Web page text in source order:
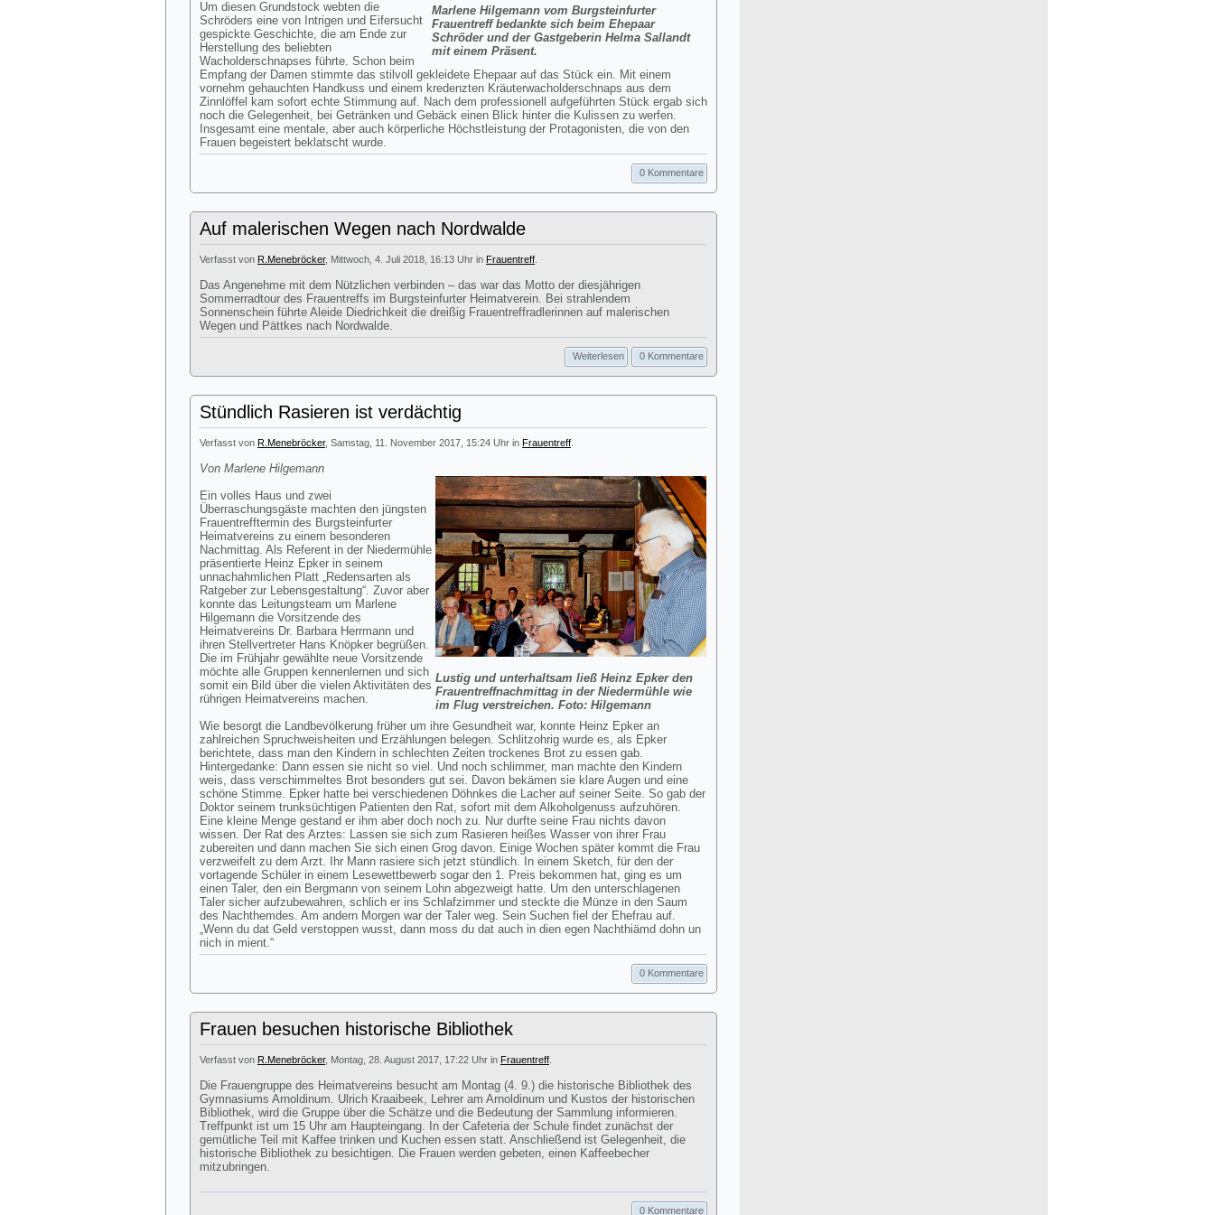
Marlene Hilgemann vom Burgsteinfurter
Frauentreff bedankte sich beim Ehepaar
Schröder und der Gastgeberin Helma Sallandt
mit einem Präsent.
Um diesen Grundstock webten die
Schröders eine von Intrigen und Eifersucht
gespickte Geschichte, die am Ende zur
Herstellung des beliebten
Wacholderschnapses führte. Schon beim
Empfang der Damen stimmte das stilvoll gekleidete Ehepaar auf das Stück ein. Mit einem
vornehm gehauchten Handkuss und einem kredenzten Kräuterwacholderschnaps aus dem
Zinnlöffel kam sofort echte Stimmung auf. Nach dem professionell aufgeführten Stück ergab sich
noch die Gelegenheit, bei Getränken und Gebäck einen Blick hinter die Kulissen zu werfen.
Insgesamt eine mentale, aber auch körperliche Höchstleistung der Protagonisten, die von den
Frauen begeistert beklatscht wurde.
0 Kommentare
Auf malerischen Wegen nach Nordwalde
Verfasst von R.Menebröcker, Mittwoch, 4. Juli 2018, 16:13 Uhr in Frauentreff
Das Angenehme mit dem Nützlichen verbinden – das war das Motto der diesjährigen
Sommerradtour des Frauentreffs im Burgsteinfurter Heimatverein. Bei strahlendem
Sonnenschein führte Aleide Diedrichkeit die dreißig Frauentreffradlerinnen auf malerischen
Wegen und Pättkes nach Nordwalde.
0 Kommentare
Weiterlesen
Stündlich Rasieren ist verdächtig
Verfasst von R.Menebröcker, Samstag, 11. November 2017, 15:24 Uhr in Frauentreff
Lustig und unterhaltsam ließ Heinz Epker den
Frauentreffnachmittag in der Niedermühle wie
im Flug verstreichen. Foto: Hilgemann
Von Marlene Hilgemann
Ein volles Haus und zwei
Überraschungsgäste machten den jüngsten
Frauentrefftermin des Burgsteinfurter
Heimatvereins zu einem besonderen
Nachmittag. Als Referent in der Niedermühle
präsentierte Heinz Epker in seinem
unnachahmlichen Platt „Redensarten als
Ratgeber zur Lebensgestaltung“. Zuvor aber
konnte das Leitungsteam um Marlene
Hilgemann die Vorsitzende des
Heimatvereins Dr. Barbara Herrmann und
ihren Stellvertreter Hans Knöpker begrüßen.
Die im Frühjahr gewählte neue Vorsitzende
möchte alle Gruppen kennenlernen und sich
somit ein Bild über die vielen Aktivitäten des
rührigen Heimatvereins machen.
Wie besorgt die Landbevölkerung früher um ihre Gesundheit war, konnte Heinz Epker an
zahlreichen Spruchweisheiten und Erzählungen belegen. Schlitzohrig wurde es, als Epker
berichtete, dass man den Kindern in schlechten Zeiten trockenes Brot zu essen gab.
Hintergedanke: Dann essen sie nicht so viel. Und noch schlimmer, man machte den Kindern
weis, dass verschimmeltes Brot besonders gut sei. Davon bekämen sie klare Augen und eine
schöne Stimme. Epker hatte bei verschiedenen Döhnkes die Lacher auf seiner Seite. So gab der
Doktor seinem trunksüchtigen Patienten den Rat, sofort mit dem Alkoholgenuss aufzuhören.
Eine kleine Menge gestand er ihm aber doch noch zu. Nur durfte seine Frau nichts davon
wissen. Der Rat des Arztes: Lassen sie sich zum Rasieren heißes Wasser von ihrer Frau
zubereiten und dann machen Sie sich einen Grog davon. Einige Wochen später kommt die Frau
verzweifelt zu dem Arzt. Ihr Mann rasiere sich jetzt stündlich. In einem Sketch, für den der
vortagende Schüler in einem Lesewettbewerb sogar den 1. Preis bekommen hat, ging es um
einen Taler, den ein Bergmann von seinem Lohn abgezweigt hatte. Um den unterschlagenen
Taler sicher aufzubewahren, schlich er ins Schlafzimmer und steckte die Münze in den Saum
des Nachthemdes. Am andern Morgen war der Taler weg. Sein Suchen fiel der Ehefrau auf.
„Wenn du dat Geld verstoppen wusst, dann moss du dat auch in dien egen Nachthiämd dohn un
nich in mient.“
0 Kommentare
Frauen besuchen historische Bibliothek
Verfasst von R.Menebröcker, Montag, 28. August 2017, 17:22 Uhr in Frauentreff
Die Frauengruppe des Heimatvereins besucht am Montag (4. 9.) die historische Bibliothek des
Gymnasiums Arnoldinum. Ulrich Kraaibeek, Lehrer am Arnoldinum und Kustos der historischen
Bibliothek, wird die Gruppe über die Schätze und die Bedeutung der Sammlung informieren.
Treffpunkt ist um 15 Uhr am Haupteingang. In der Cafeteria der Schule findet zunächst der
gemütliche Teil mit Kaffee trinken und Kuchen essen statt. Anschließend ist Gelegenheit, die
historische Bibliothek zu besichtigen. Die Frauen werden gebeten, einen Kaffeebecher
mitzubringen.
0 Kommentare